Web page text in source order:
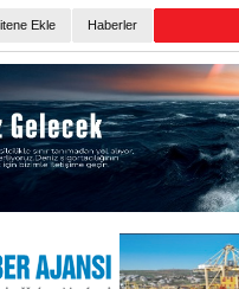
Ekle Haberler